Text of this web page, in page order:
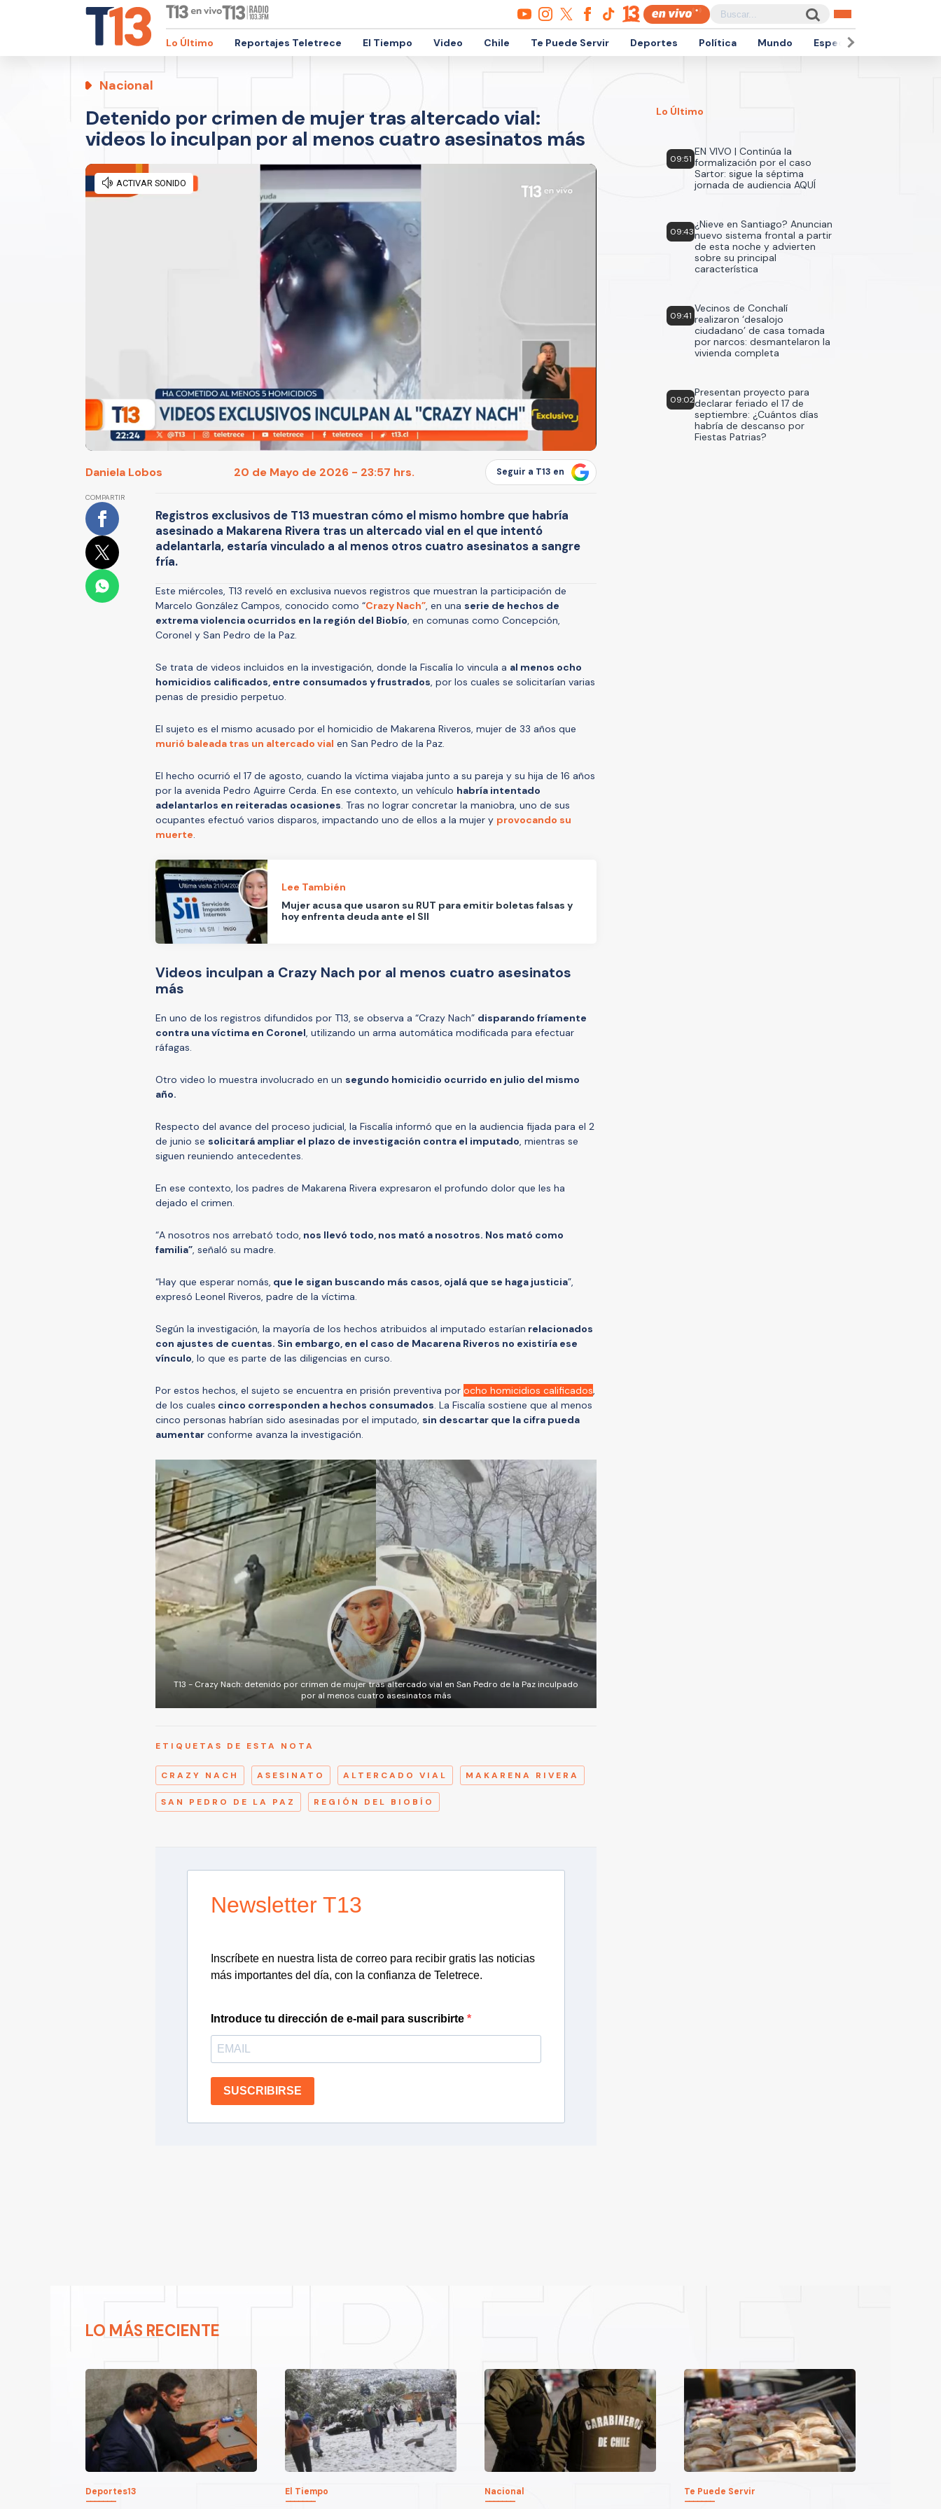
Lo Último Reportajes Teletrece El Tiempo Video Chile Te Puede Servir Deportes Política Mundo Espectáculos
Nacional
Detenido por crimen de mujer tras altercado vial:
videos lo inculpan por al menos cuatro asesinatos más
Daniela Lobos 20 de Mayo de 2026 - 23:57 hrs. Seguir a T13 en
COMPARTIR
Registros exclusivos de T13 muestran cómo el mismo hombre que habría
asesinado a Makarena Rivera tras un altercado vial en el que intentó
adelantarla, estaría vinculado a al menos otros cuatro asesinatos a sangre
fría.
Este miércoles, T13 reveló en exclusiva nuevos registros que muestran la participación de
Marcelo González Campos, conocido como “Crazy Nach”, en una serie de hechos de
extrema violencia ocurridos en la región del Biobío, en comunas como Concepción,
Coronel y San Pedro de la Paz.
Se trata de videos incluidos en la investigación, donde la Fiscalía lo vincula a al menos ocho
homicidios calificados, entre consumados y frustrados, por los cuales se solicitarían varias
penas de presidio perpetuo.
El sujeto es el mismo acusado por el homicidio de Makarena Riveros, mujer de 33 años que
murió baleada tras un altercado vial en San Pedro de la Paz.
El hecho ocurrió el 17 de agosto, cuando la víctima viajaba junto a su pareja y su hija de 16 años
por la avenida Pedro Aguirre Cerda. En ese contexto, un vehículo habría intentado
adelantarlos en reiteradas ocasiones. Tras no lograr concretar la maniobra, uno de sus
ocupantes efectuó varios disparos, impactando uno de ellos a la mujer y provocando su
muerte.
Lee También
Mujer acusa que usaron su RUT para emitir boletas falsas y
hoy enfrenta deuda ante el SII
Videos inculpan a Crazy Nach por al menos cuatro asesinatos
más
En uno de los registros difundidos por T13, se observa a “Crazy Nach” disparando fríamente
contra una víctima en Coronel, utilizando un arma automática modificada para efectuar
ráfagas.
Otro video lo muestra involucrado en un segundo homicidio ocurrido en julio del mismo
año.
Respecto del avance del proceso judicial, la Fiscalía informó que en la audiencia fijada para el 2
de junio se solicitará ampliar el plazo de investigación contra el imputado, mientras se
siguen reuniendo antecedentes.
En ese contexto, los padres de Makarena Rivera expresaron el profundo dolor que les ha
dejado el crimen.
“A nosotros nos arrebató todo, nos llevó todo, nos mató a nosotros. Nos mató como
familia”, señaló su madre.
“Hay que esperar nomás, que le sigan buscando más casos, ojalá que se haga justicia”,
expresó Leonel Riveros, padre de la víctima.
Según la investigación, la mayoría de los hechos atribuidos al imputado estarían relacionados
con ajustes de cuentas. Sin embargo, en el caso de Macarena Riveros no existiría ese
vínculo, lo que es parte de las diligencias en curso.
Por estos hechos, el sujeto se encuentra en prisión preventiva por ocho homicidios calificados,
de los cuales cinco corresponden a hechos consumados. La Fiscalía sostiene que al menos
cinco personas habrían sido asesinadas por el imputado, sin descartar que la cifra pueda
aumentar conforme avanza la investigación.
T13 - Crazy Nach: detenido por crimen de mujer tras altercado vial en San Pedro de la Paz inculpado
por al menos cuatro asesinatos más
ETIQUETAS DE ESTA NOTA
CRAZY NACH ASESINATO ALTERCADO VIAL MAKARENA RIVERA
SAN PEDRO DE LA PAZ REGIÓN DEL BIOBÍO
Newsletter T13
Inscríbete en nuestra lista de correo para recibir gratis las noticias
más importantes del día, con la confianza de Teletrece.
Introduce tu dirección de e-mail para suscribirte
SUSCRIBIRSE
Lo Último
09:51
EN VIVO | Continúa la
formalización por el caso
Sartor: sigue la séptima
jornada de audiencia AQUÍ
09:43
¿Nieve en Santiago? Anuncian
nuevo sistema frontal a partir
de esta noche y advierten
sobre su principal
característica
09:41
Vecinos de Conchalí
realizaron ‘desalojo
ciudadano’ de casa tomada
por narcos: desmantelaron la
vivienda completa
09:02
Presentan proyecto para
declarar feriado el 17 de
septiembre: ¿Cuántos días
habría de descanso por
Fiestas Patrias?
LO MÁS RECIENTE
Deportes13 El Tiempo Nacional Te Puede Servir